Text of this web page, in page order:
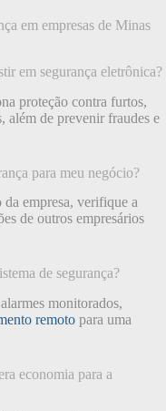
em empresas de Minas
em segurança eletrônica?
proteção contra furtos,
além de prevenir fraudes e
para meu negócio?
da empresa, verifique a
de outros empresários
de segurança?
monitorados,
remoto para uma
economia para a